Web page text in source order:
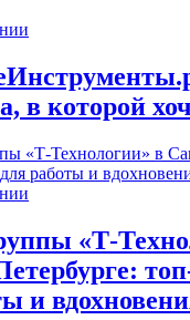
в которой
«Т-
и